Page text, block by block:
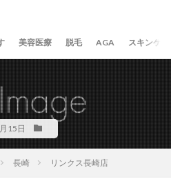
美容医療 脱毛 AGA スキンケア
15日
長崎 リンクス長崎店